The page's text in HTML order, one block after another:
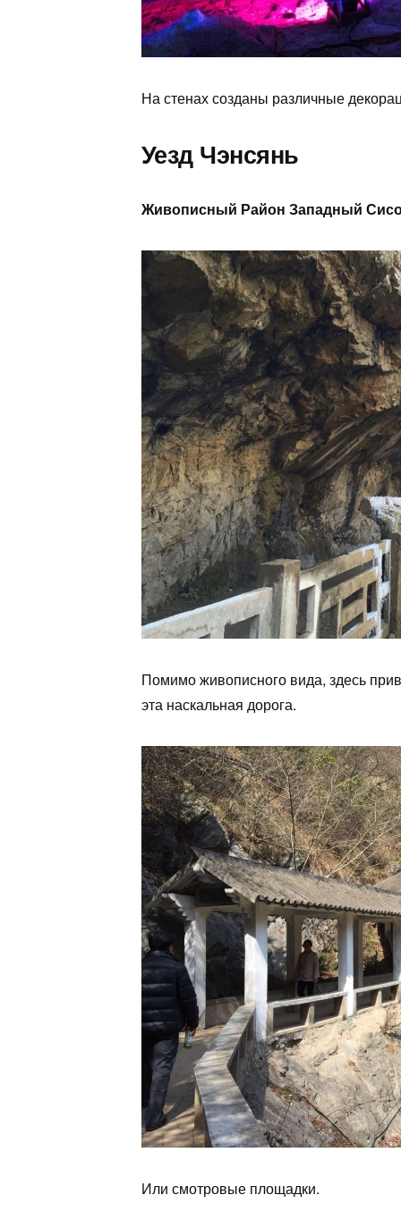
На стенах созданы различные
Уезд Чэнсянь
Живописный Район Западный
Помимо живописного вида, здесь
эта наскальная дорога.
Или смотровые площадки.